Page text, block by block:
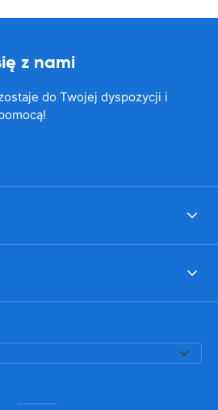
z nami
do Twojej dyspozycji i